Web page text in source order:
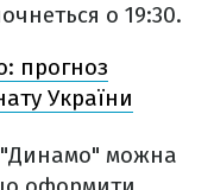
о 19:30.
прогноз
України
"Динамо" можна